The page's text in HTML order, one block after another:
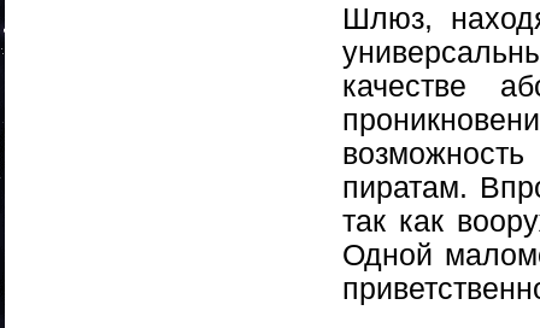
Шлюз,
качестве
пиратам.
так как
Одной